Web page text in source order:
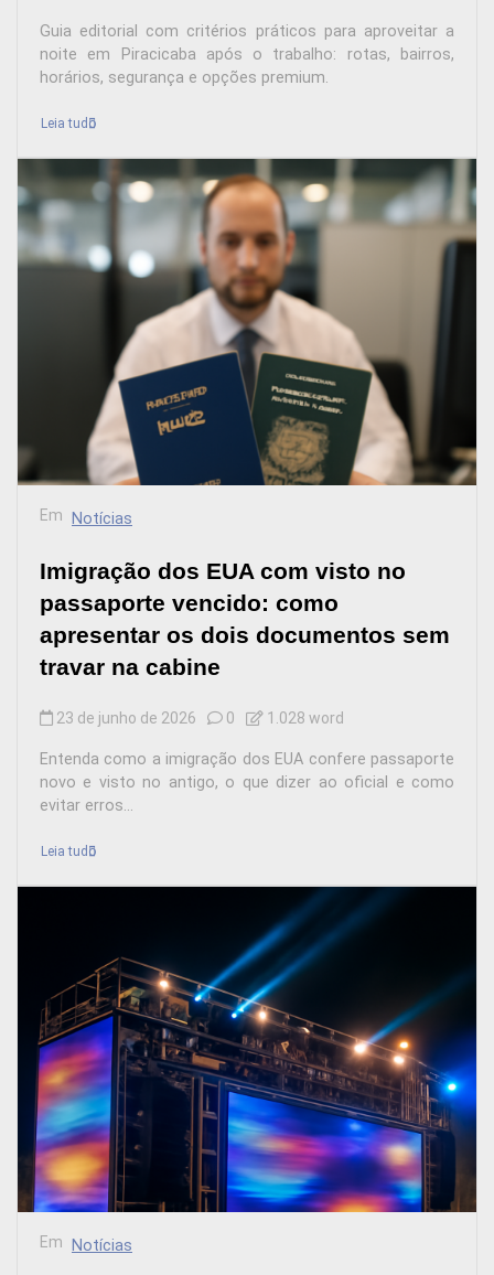
Guia editorial com critérios práticos para aproveitar a
noite em Piracicaba após o trabalho: rotas, bairros,
horários, segurança e opções premium.
Leia tudo
Em Notícias
Imigração dos EUA com visto no
passaporte vencido: como
apresentar os dois documentos sem
travar na cabine
23 de junho de 2026 0 1.028 word
Entenda como a imigração dos EUA confere passaporte
novo e visto no antigo, o que dizer ao oficial e como
evitar erros...
Leia tudo
Em Notícias